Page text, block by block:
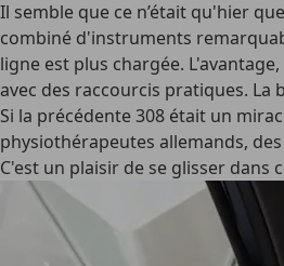
Il semble que ce n’était qu'hier
combiné d'instruments
ligne est plus chargée.
avec des raccourcis pratiques.
Si la précédente 308 était un
physiothérapeutes allemands,
C'est un plaisir de se glisser